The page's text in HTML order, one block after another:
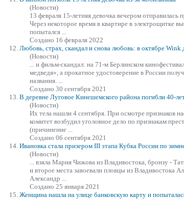
(Новости)
13 февраля 15-летняя девочка вечером отправилась
Через некоторое время в квартире в электрощитке
попытался ...
Создано 16 февраля 2022
12. Любовь, страх, скандал и снова любовь: в октябре Wink
(Новости)
... и фильм-скандал: на 71-м Берлинском
медведя», а прокатное удостоверение в России
названия. ...
Создано 30 сентября 2021
13. В деревне Луговое Кинешемского района погибли 40-
(Новости)
Их тела нашли 4 сентября. При осмотре признаков
комитет возбудил уголовное дело по признакам
(причинение ...
Создано 06 сентября 2021
14. Ивановка стала призером III этапа Кубка России по
(Новости)
взяла Мария Чижова из Владивостока, бронзу -
и второе места завоевали пловцы из Владивостока
Александр ...
Создано 25 января 2021
15. Женщина нашла на улице банковскую карту и